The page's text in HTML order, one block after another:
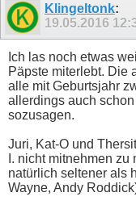
Klingeltonk:
19.05.2016
Ich las noch etwas
Päpste miterlebt. Die
alle mit Geburtsjahr
allerdings auch
sozusagen.
Juri, Kat-O und
I. nicht mitnehmen
natürlich seltener als
Wayne, Andy